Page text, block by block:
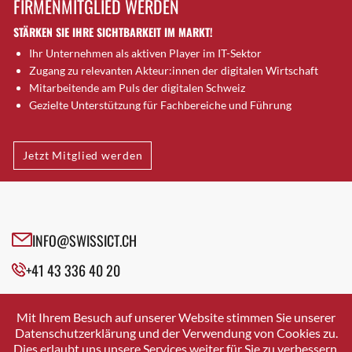
Brütten
Bubendorf
Bubikon
Buchs (SG)
Burgdorf
Bülach
Cazis
Cham
Davos Platz
Davos Platz 1
Dietikon
Dietlikon
FIRMENMITGLIED WERDEN
STÄRKEN SIE IHRE SICHTBARKEIT IM MARKT!
Ihr Unternehmen als aktiven Player im IT-Sektor
Zugang zu relevanten Akteur:innen der digitalen Wirtschaft
Mitarbeitende am Puls der digitalen Schweiz
Gezielte Unterstützung für Fachbereiche und Führung
Jetzt Mitglied werden
INFO@SWISSICT.CH
+41 43 336 40 20
SWISSICT
VULKANSTRASSE 120
8048 ZURICH
Mit Ihrem Besuch auf unserer Website stimmen Sie unserer
Datenschutzerklärung und der Verwendung von Cookies zu.
Dies erlaubt uns unsere Services weiter für Sie zu verbessern.